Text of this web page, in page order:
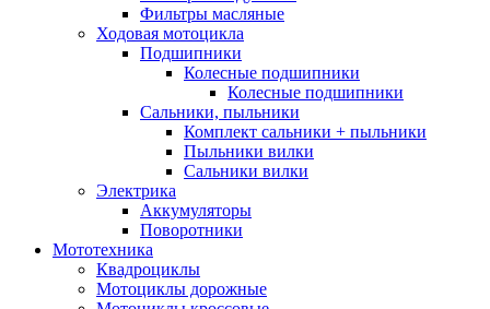
Фильтры масляные
Ходовая мотоцикла
Подшипники
Колесные подшипники
Колесные подшипники
Сальники, пыльники
Комплект сальники + пыльники
Пыльники вилки
Сальники вилки
Электрика
Аккумуляторы
Поворотники
Мототехника
Квадроциклы
Мотоциклы дорожные